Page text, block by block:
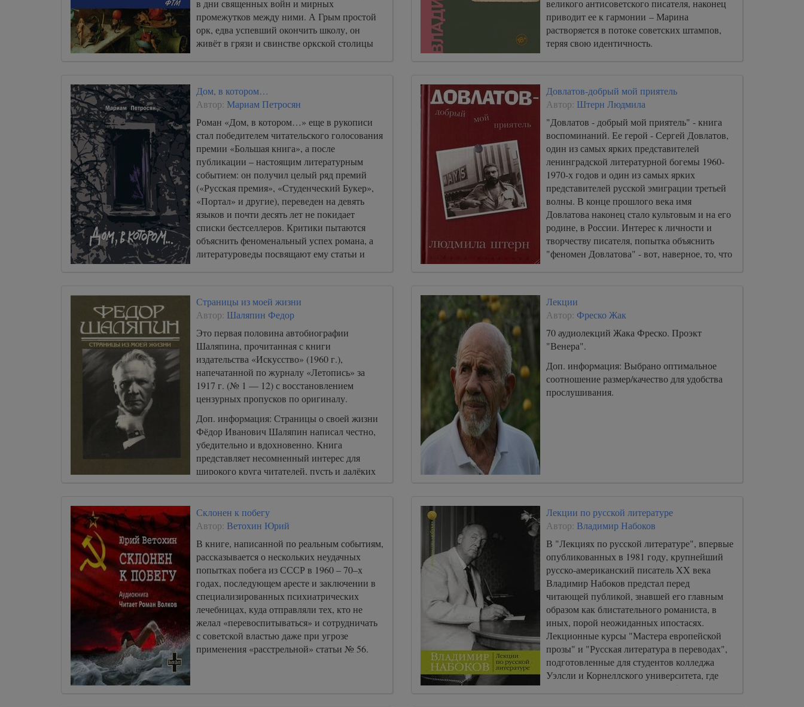
в дни священных войн и мирных
промежутков между ними. А Грым простой
орк, едва успевший окончить школу, он
живёт в грязи и свинстве оркской столицы
великого антисоветского писателя, наконец
приводит ее к гармонии – Марина
растворяется в потоке советских штампов,
теряя свою идентичность.
Дом, в котором…
Автор: Мариам Петросян
Роман «Дом, в котором…» еще в рукописи
стал победителем читательского голосования
премии «Большая книга», а после
публикации – настоящим литературным
событием: он получил целый ряд премий
(«Русская премия», «Студенческий Букер»,
«Портал» и другие), переведен на девять
языков и почти десять лет не покидает
списки бестселлеров. Критики пытаются
объяснить феноменальный успех романа, а
литературоведы посвящают ему статьи и
Довлатов-добрый мой приятель
Автор: Штерн Людмила
"Довлатов - добрый мой приятель" - книга
воспоминаний. Ее герой - Сергей Довлатов,
один из самых ярких представителей
ленинградской литературной богемы 1960-
1970-х годов и один из самых ярких
представителей русской эмиграции третьей
волны. В конце прошлого века имя
Довлатова наконец стало культовым и на его
родине, в России. Интерес к личности и
творчеству писателя, попытка объяснить
"феномен Довлатова" - вот, наверное, то, что
Страницы из моей жизни
Автор: Шаляпин Федор
Это первая половина автобиографии
Шаляпина, прочитанная с книги
издательства «Искусство» (1960 г.),
напечатанной по журналу «Летопись» за
1917 г. (№ 1 — 12) с восстановлением
цензурных пропусков по оригиналу.
Доп. информация: Страницы о своей жизни
Фёдор Иванович Шаляпин написал честно,
убедительно и вдохновенно. Книга
представляет несомненный интерес для
широкого круга читателей, пусть и далёких
Лекции
Автор: Фреско Жак
70 аудиолекций Жака Фреско. Проэкт
"Венера".
Доп. информация: Выбрано оптимальное
соотношение размер/качество для удобства
прослушивания.
Склонен к побегу
Автор: Ветохин Юрий
В книге, написанной по реальным событиям,
рассказывается о нескольких неудачных
попытках побега из СССР в 1960 – 70–х
годах, последующем аресте и заключении в
специализированных психиатрических
лечебницах, куда отправляли тех, кто не
желал «перевоспитываться» и сотрудничать
с советской властью даже при угрозе
применения «расстрельной» статьи № 56.
Лекции по русской литературе
Автор: Владимир Набоков
В "Лекциях по русской литературе", впервые
опубликованных в 1981 году, крупнейший
русско-американский писатель XX века
Владимир Набоков предстал перед
читающей публикой, знавшей его главным
образом как блистательного романиста, в
иных, порой неожиданных ипостасях.
Лекционные курсы "Мастера европейской
прозы" и "Русская литература в переводах",
подготовленные для студентов колледжа
Уэлсли и Корнеллского университета, где
писатель преподавал в 1940-1950-е годы,